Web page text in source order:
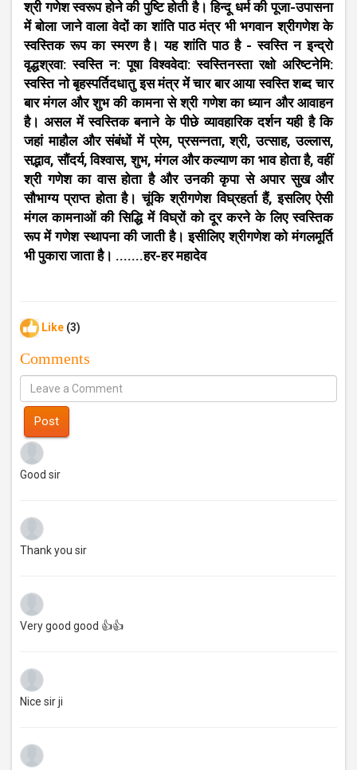
श्री गणेश स्वरूप होने की पुष्टि होती है। हिन्दू धर्म की पूजा-उपासना
में बोला जाने वाला वेदों का शांति पाठ मंत्र भी भगवान श्रीगणेश के
स्वस्तिक रूप का स्मरण है। यह शांति पाठ है - स्वस्ति न इन्द्रो
वृद्धश्रवा: स्वस्ति न: पूषा विश्ववेदा: स्वस्तिनस्ता रक्षो अरिष्टनेमि:
स्वस्ति नो बृहस्पर्तिदधातु इस मंत्र में चार बार आया स्वस्ति शब्द चार
बार मंगल और शुभ की कामना से श्री गणेश का ध्यान और आवाहन
है। असल में स्वस्तिक बनाने के पीछे व्यावहारिक दर्शन यही है कि
जहां माहौल और संबंधों में प्रेम, प्रसन्नता, श्री, उत्साह, उल्लास,
सद्भाव, सौंदर्य, विश्वास, शुभ, मंगल और कल्याण का भाव होता है, वहीं
श्री गणेश का वास होता है और उनकी कृपा से अपार सुख और
सौभाग्य प्राप्त होता है। चूंकि श्रीगणेश विघ्रहर्ता हैं, इसलिए ऐसी
मंगल कामनाओं की सिद्धि में विघ्रों को दूर करने के लिए स्वस्तिक
रूप में गणेश स्थापना की जाती है। इसीलिए श्रीगणेश को मंगलमूर्ति
भी पुकारा जाता है। .......हर-हर महादेव
Like (3)
Comments
Post
Good sir
Thank you sir
Very good good 👍👍
Nice sir ji